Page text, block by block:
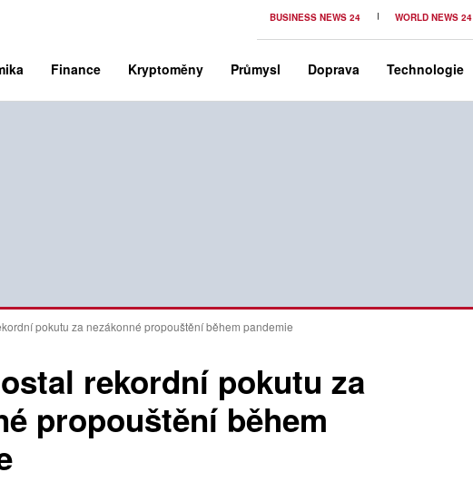
BUSINESS NEWS 24 WORLD NEWS 24
Finance Kryptoměny Průmysl Doprava Technologie
pokutu za nezákonné propouštění během pandemie
rekordní pokutu za
propouštění během